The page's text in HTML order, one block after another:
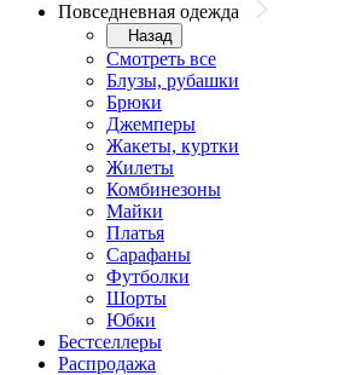
Повседневная одежда
Назад
Смотреть все
Блузы, рубашки
Брюки
Джемперы
Жакеты, куртки
Жилеты
Комбинезоны
Майки
Платья
Сарафаны
Футболки
Шорты
Юбки
Бестселлеры
Распродажа